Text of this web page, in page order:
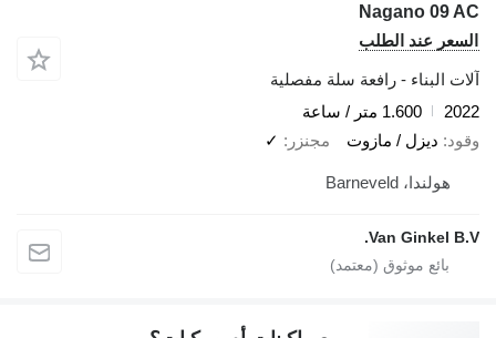
Nagano 09 AC
السعر عند الطلب
آلات البناء - رافعة سلة مفصلية
2022
1.600 متر / ساعة
وقود ديزل / مازوت مجنزر ✓
هولندا، Barneveld
Van Ginkel B.V.